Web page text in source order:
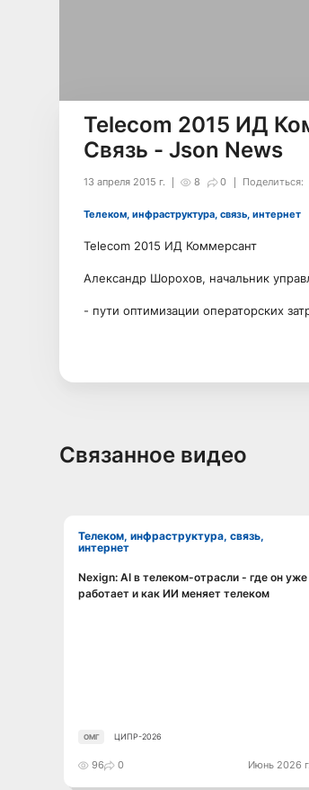
Telecom 2015 ИД
Связь - Json News
8 0
13 апреля 2015 г. Поделиться:
Телеком, инфраструктура, связь, интернет
Telecom 2015 ИД Коммерсант
Александр Шорохов, начальник
- пути оптимизации операторских
Связанное видео
Телеком, инфраструктура, связь,
интернет
Смотреть видео
Nexign: AI в телеком-отрасли - где он уже
работает и как ИИ меняет телеком
ОМГ ЦИПР-2026
96 0 Июнь 2026 г.